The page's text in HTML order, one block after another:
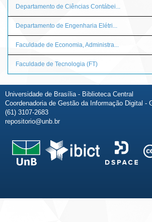
Departamento de Ciências Contábei...
Departamento de Engenharia Elétri...
Faculdade de Economia, Administra...
Faculdade de Tecnologia (FT)
Universidade de Brasília - Biblioteca Central
Coordenadoria de Gestão da Informação Digital -
(61) 3107-2683
repositorio@unb.br